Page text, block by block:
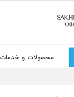
محصولات و خدمات